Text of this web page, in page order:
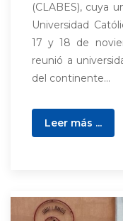
(CLABES), cuya
Universidad
17 y 18 de
reunió a
del continente...
Leer más ...